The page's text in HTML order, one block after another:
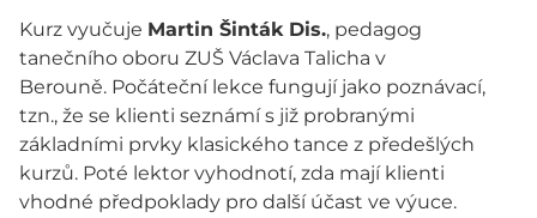
Kurz vyučuje Martin Šinták Dis., pedagog
tanečního oboru ZUŠ Václava Talicha v
Berouně. Počáteční lekce fungují jako poznávací,
tzn., že se klienti seznámí s již probranými
základními prvky klasického tance z předešlých
kurzů. Poté lektor vyhodnotí, zda mají klienti
vhodné předpoklady pro další účast ve výuce.